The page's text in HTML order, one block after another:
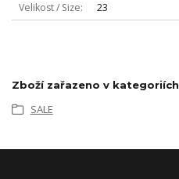
Velikost / Size 23
Zboží zařazeno v kategoriích
SALE